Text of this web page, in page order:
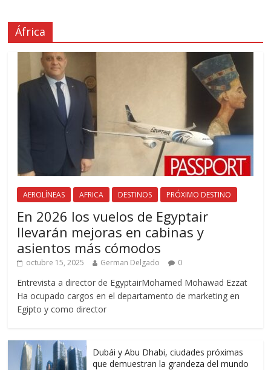
África
AEROLÍNEAS AFRICA DESTINOS PRÓXIMO DESTINO
En 2026 los vuelos de Egyptair
llevarán mejoras en cabinas y
asientos más cómodos
octubre 15, 2025 German Delgado 0
Entrevista a director de EgyptairMohamed Mohawad Ezzat
Ha ocupado cargos en el departamento de marketing en
Egipto y como director
Dubái y Abu Dhabi, ciudades próximas
que demuestran la grandeza del mundo